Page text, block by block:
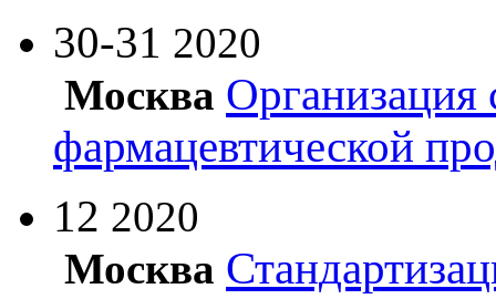
30-31 2020
Москва Организация
фармацевтической
12 2020
Москва